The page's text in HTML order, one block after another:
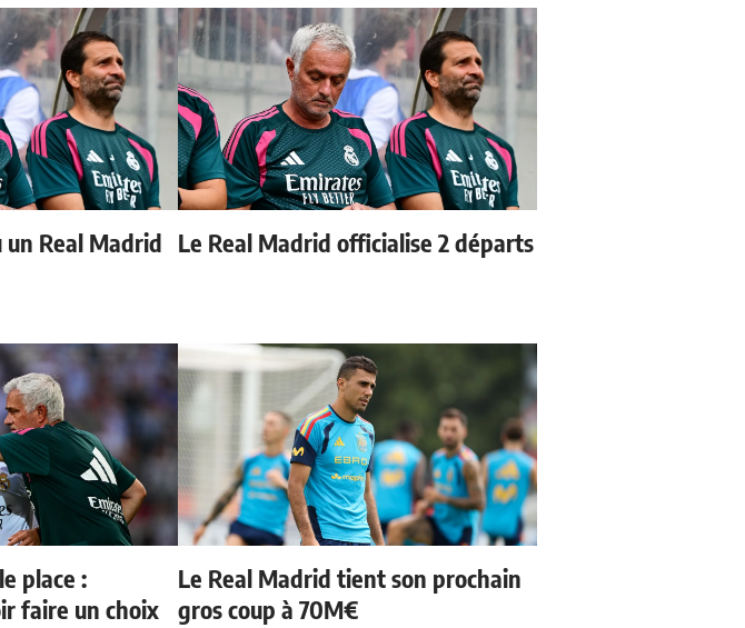
un Real Madrid Le Real Madrid officialise 2 départs
place :
faire un choix
Le Real Madrid tient son prochain
gros coup à 70M€